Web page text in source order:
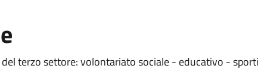
terzo settore: volontariato sociale - educativo -